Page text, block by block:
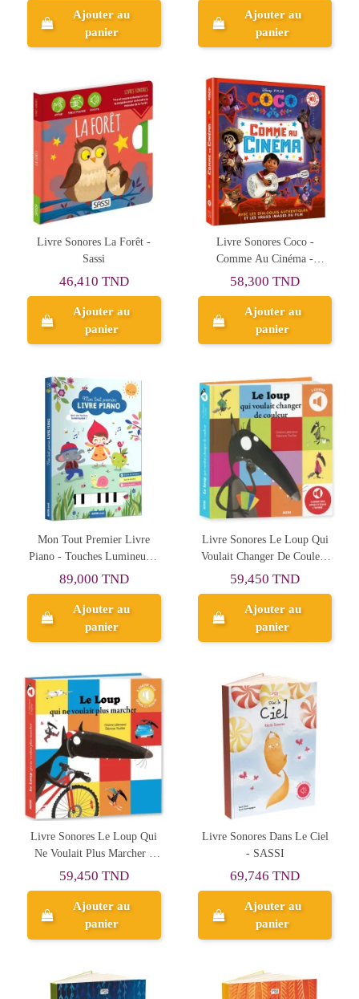
Ajouter au
panier
Ajouter au
panier
Livre Sonores La Forêt -
Sassi
46,410 TND
Ajouter au
panier
Livre Sonores Coco -
Comme Au Cinéma -
Hachette
58,300 TND
Ajouter au
panier
Mon Tout Premier Livre
Piano - Touches Lumineuses
- AUZOU
89,000 TND
Ajouter au
panier
Livre Sonores Le Loup Qui
Voulait Changer De Couleur
- Auzou
59,450 TND
Ajouter au
panier
Livre Sonores Le Loup Qui
Ne Voulait Plus Marcher -
Auzou
59,450 TND
Ajouter au
panier
Livre Sonores Dans Le Ciel
- SASSI
69,746 TND
Ajouter au
panier